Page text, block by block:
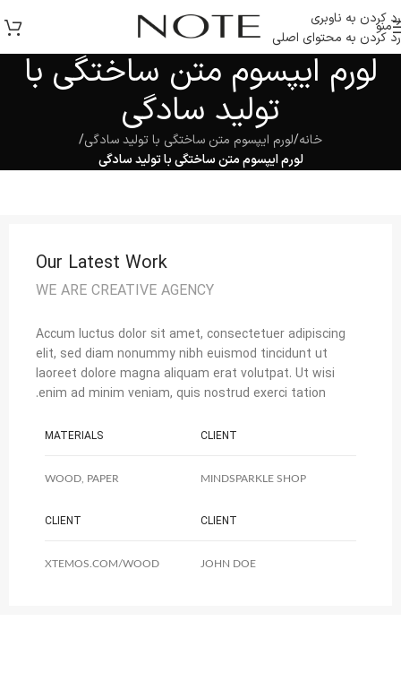
رد کردن به ناوبری
رد کردن به محتوای اصلی
منو
لورم ایپسوم متن ساختگی با
تولید سادگی
خانه/لورم ایپسوم متن ساختگی با تولید سادگی/
لورم ایپسوم متن ساختگی با تولید سادگی
Our Latest Work
WE ARE CREATIVE AGENCY
Accum luctus dolor sit amet, consectetuer adipiscing
elit, sed diam nonummy nibh euismod tincidunt ut
laoreet dolore magna aliquam erat volutpat. Ut wisi
enim ad minim veniam, quis nostrud exerci tation.
CLIENT
MATERIALS
MINDSPARKLE SHOP
WOOD, PAPER
CLIENT
CLIENT
JOHN DOE
XTEMOS.COM/WOOD